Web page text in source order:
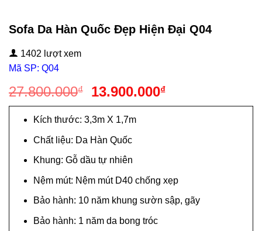
Sofa Da Hàn Quốc Đẹp Hiện Đại Q04
1402 lượt xem
Mã SP: Q04
27.800.000₫
Giá
gốc
là:
27.800.000₫.
13.900.000₫Giá
hiện
Kích thước: 3,3m X 1,7m
Chất liệu: Da Hàn Quốc
Khung: Gỗ dầu tự nhiên
Nệm mút: Nệm mút D40 chống xẹp
Bảo hành: 10 năm khung sườn sập, gãy
Bảo hành: 1 năm da bong tróc